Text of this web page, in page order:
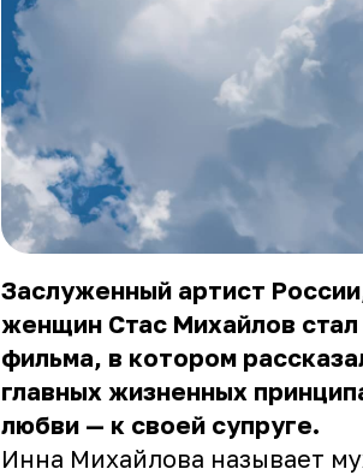
Заслуженный артист
женщин Стас Михайлов
фильма, в котором
главных жизненных
любви — к своей супруге.
Инна Михайлова называет